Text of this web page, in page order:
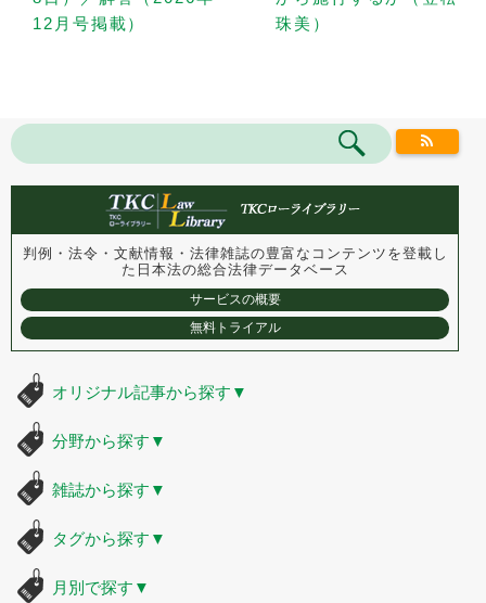
12月号掲載）
珠美）
判例・法令・文献情報・法律雑誌の豊富なコンテンツを登載し
た 日本法の総合法律データベース
サービスの概要
無料トライアル
オリジナル記事から探す ▼
分野から探す ▼
雑誌から探す ▼
タグから探す ▼
月別で探す ▼